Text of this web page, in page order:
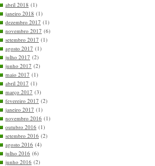
abril 2018 (1)
janeiro 2018 (1)
dezembro 2017 (1)
novembro 2017 (6)
setembro 2017 (1)
agosto 2017 (1)
julho 2017 (2)
junho 2017 (2)
maio 2017 (1)
abril 2017 (1)
março 2017 (3)
fevereiro 2017 (2)
janeiro 2017 (1)
novembro 2016 (1)
outubro 2016 (1)
setembro 2016 (2)
agosto 2016 (4)
julho 2016 (6)
junho 2016 (2)